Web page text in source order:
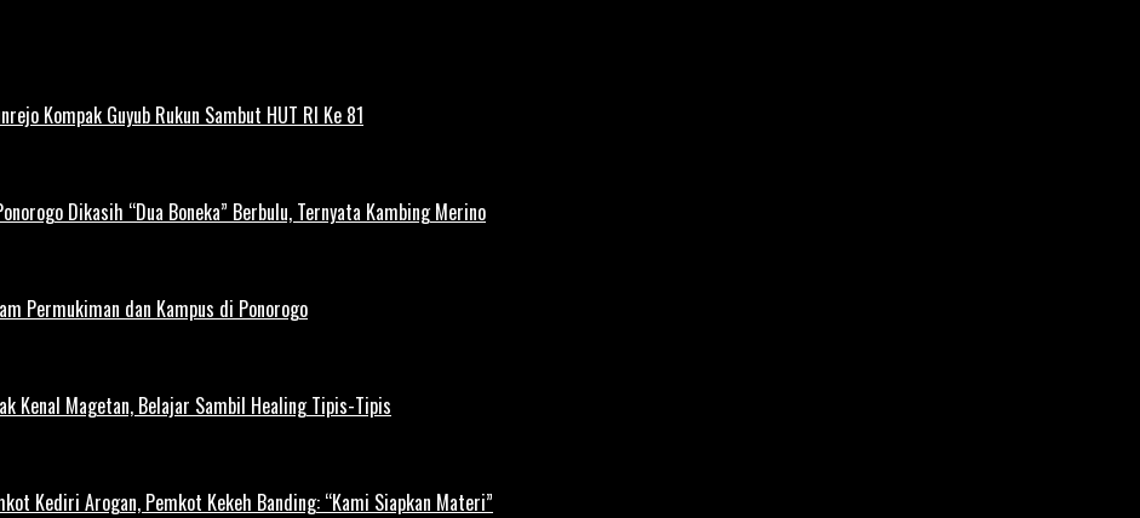
Kompak Guyub Rukun Sambut HUT RI Ke 81
Dikasih “Dua Boneka” Berbulu, Ternyata Kambing Merino
Permukiman dan Kampus di Ponorogo
Kenal Magetan, Belajar Sambil Healing Tipis-Tipis
Kediri Arogan, Pemkot Kekeh Banding: “Kami Siapkan Materi”